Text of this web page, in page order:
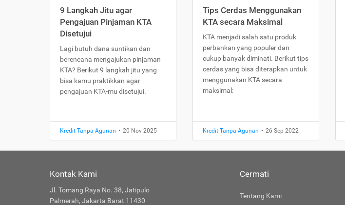
9 Langkah Jitu agar
Pengajuan Pinjaman KTA
Disetujui
Lagi butuh dana suntikan dan
berencana mengajukan pinjaman
KTA? Berikut 9 langkah jitu yang
bisa kamu praktikkan agar
pengajuan KTA-mu disetujui.
Kredit Tanpa Agunan • 20 Nov 2025
Tips Cerdas Menggunakan
KTA secara Maksimal
KTA menjadi salah satu produk
perbankan yang populer dan
cukup banyak diminati. Berikut tips
cerdas yang bisa diterapkan untuk
menggunakan KTA secara
maksimal:
Kredit Tanpa Agunan • 26 Sep 2022
Kontak Kami
Jl. Tomang Raya No. 38, Jatipulo
Palmerah, Jakarta Barat 11430
Cermati
Tentang Kami